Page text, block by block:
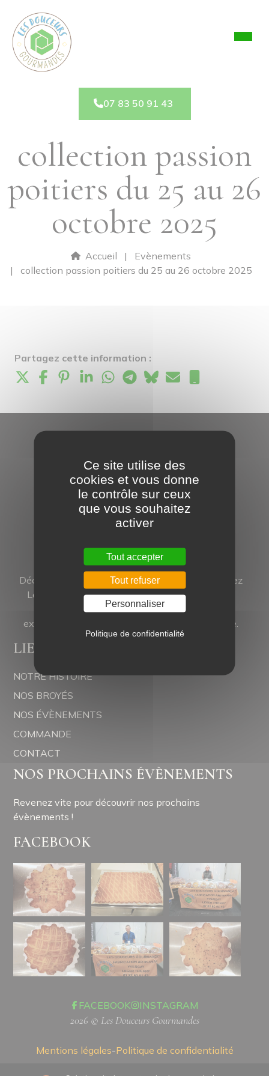
07 83 50 91 43
collection passion
poitiers du 25 au 26
octobre 2025
Accueil
Evènements
collection passion poitiers du 25 au 26 octobre 2025
Partagez cette information :
Découvrez l'excellence des broyés artisanaux chez
Les Douceurs Gourmandes. Des délices uniques,
confectionnés avec passion à Yversay. Une
expérience sucrée inoubliable à chaque bouchée.
LIENS RAPIDES
NOTRE HISTOIRE
NOS BROYÉS
NOS ÉVÈNEMENTS
COMMANDE
CONTACT
NOS PROCHAINS ÉVÈNEMENTS
Revenez vite pour découvrir nos prochains
évènements !
FACEBOOK
FACEBOOK INSTAGRAM
2026 © Les Douceurs Gourmandes
Mentions légales-Politique de confidentialité
Ce site utilise des
cookies et vous donne
le contrôle sur ceux
que vous souhaitez
activer
Tout accepter
Tout refuser
Personnaliser
Politique de confidentialité